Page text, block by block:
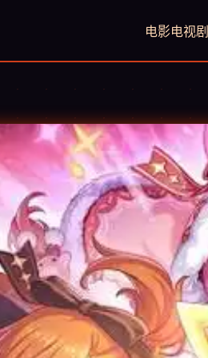
电影电视剧